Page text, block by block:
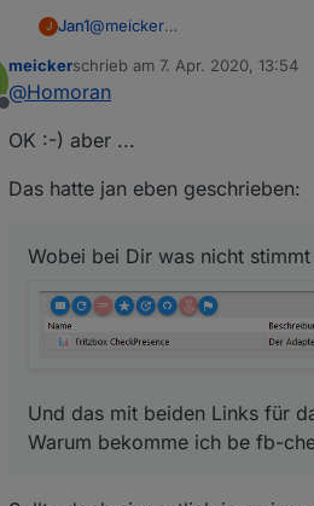
J Jan1@meicker
Gebrauch und ab und an
würde mich deshalb auch
Wobei bei Dir was nicht
Offline
meickerschrieb am 7. Apr. 2020, 13:54
zuletzt editiert von
@Homoran
OK :-) aber ...
Das hatte jan eben geschrieben:
Wobei bei Dir was nicht
Und das mit beiden Links für
Warum bekomme ich be fb-